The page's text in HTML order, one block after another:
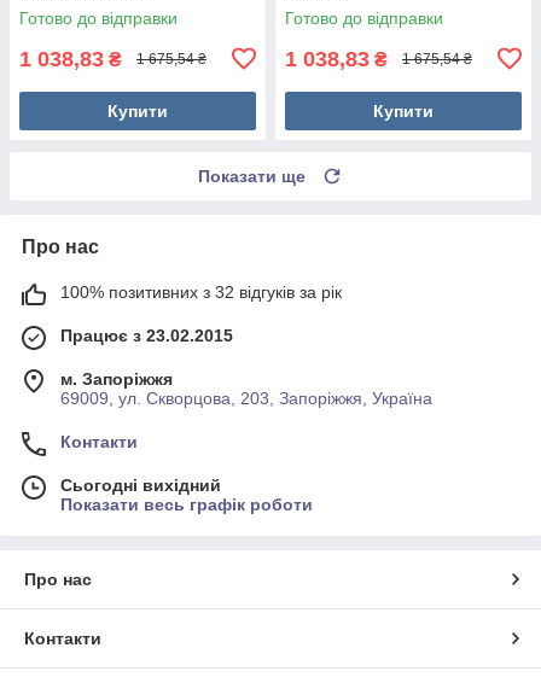
Готово до відправки
1 038,83 ₴ 1 675,54 ₴
Купити
Готово до відправки
1 038,83 ₴ 1 675,54 ₴
Купити
Показати ще
Про нас
100% позитивних з 32 відгуків за рік
Працює з 23.02.2015
м. Запоріжжя
69009, ул. Скворцова, 203, Запоріжжя, Україна
Контакти
Сьогодні вихідний
Показати весь графік роботи
Про нас
Контакти